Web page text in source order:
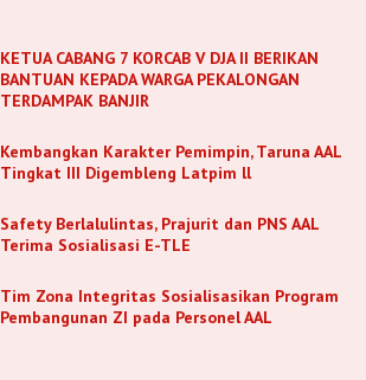
KETUA CABANG 7 KORCAB V DJA II BERIKAN
BANTUAN KEPADA WARGA PEKALONGAN
TERDAMPAK BANJIR
Kembangkan Karakter Pemimpin, Taruna AAL
Tingkat III Digembleng Latpim ll
Safety Berlalulintas, Prajurit dan PNS AAL
Terima Sosialisasi E-TLE
Tim Zona Integritas Sosialisasikan Program
Pembangunan ZI pada Personel AAL